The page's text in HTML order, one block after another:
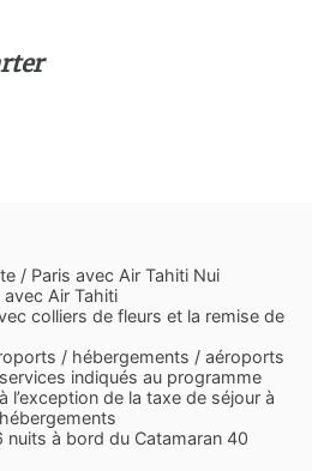
/ Paris avec Air Tahiti Nui
Air Tahiti
colliers de fleurs et la remise de
/ hébergements / aéroports
indiqués au programme
de la taxe de séjour à
nuits à bord du Catamaran 40